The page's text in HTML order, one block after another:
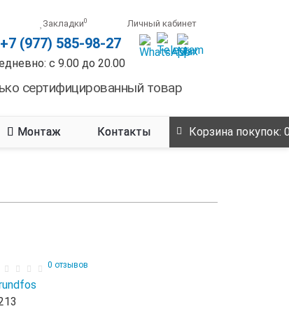
Закладки0 Личный кабинет
+7 (977) 585-98-27
с 9.00 до 20.00
сертифицированный товар
Монтаж Контакты Корзина покупок:
0 отзывов